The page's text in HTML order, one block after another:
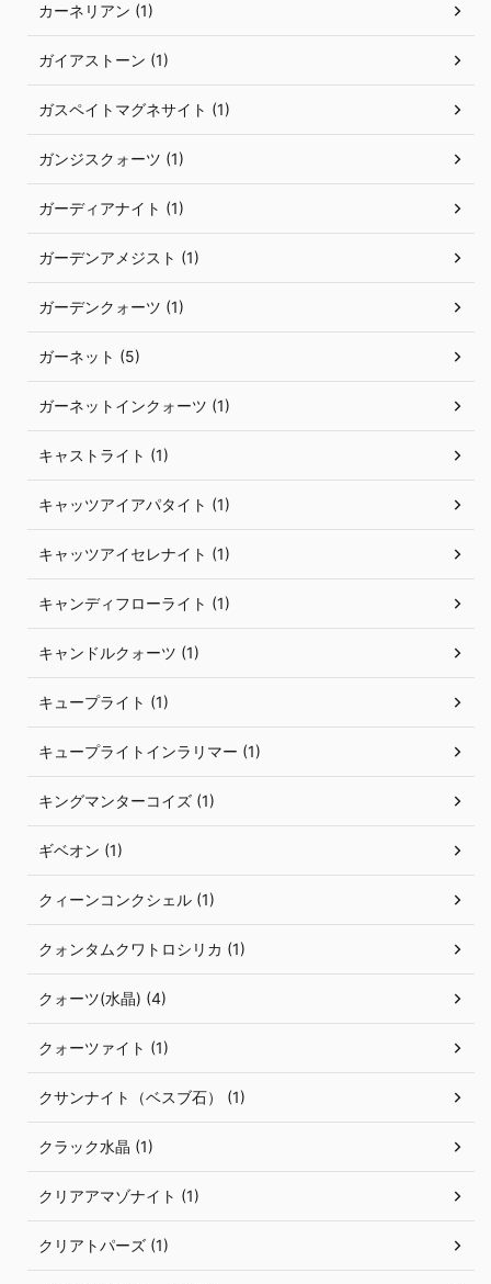
カーネリアン (1)
ガイアストーン (1)
ガスペイトマグネサイト (1)
ガンジスクォーツ (1)
ガーディアナイト (1)
ガーデンアメジスト (1)
ガーデンクォーツ (1)
ガーネット (5)
ガーネットインクォーツ (1)
キャストライト (1)
キャッツアイアパタイト (1)
キャッツアイセレナイト (1)
キャンディフローライト (1)
キャンドルクォーツ (1)
キュープライト (1)
キュープライトインラリマー (1)
キングマンターコイズ (1)
ギベオン (1)
クィーンコンクシェル (1)
クォンタムクワトロシリカ (1)
クォーツ(水晶) (4)
クォーツァイト (1)
クサンナイト（ベスブ石） (1)
クラック水晶 (1)
クリアアマゾナイト (1)
クリアトパーズ (1)